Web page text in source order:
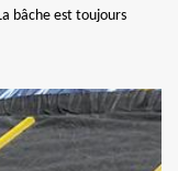
bâche est toujours